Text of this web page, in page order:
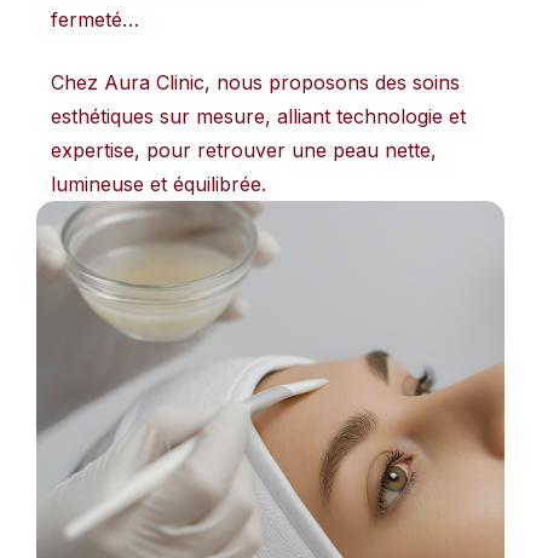
fermeté…
Chez Aura Clinic, nous proposons des soins
esthétiques sur mesure, alliant technologie et
expertise, pour retrouver une peau nette,
lumineuse et équilibrée.